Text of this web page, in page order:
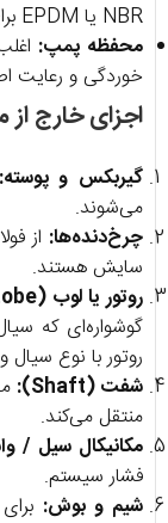
NBR یا EPDM برای سیالات خاص استفاده می‌شود.
محفظه پمپ:
خوردگی و رعایت
اجزای خارج
گیربکس و پوسته:
می‌شوند.
چرخ‌دنده‌ها: از
سایش هستند.
روتور یا لوب (Lobe):
گوشواره‌ای که
روتور با نوع سیال
شفت (Shaft):
منتقل می‌کند.
مکانیکال سیل /
فشار سیستم.
شیم و بوش: